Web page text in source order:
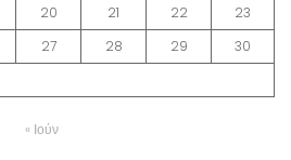
20 21 22
23
27 28 29
30
« Ιούν